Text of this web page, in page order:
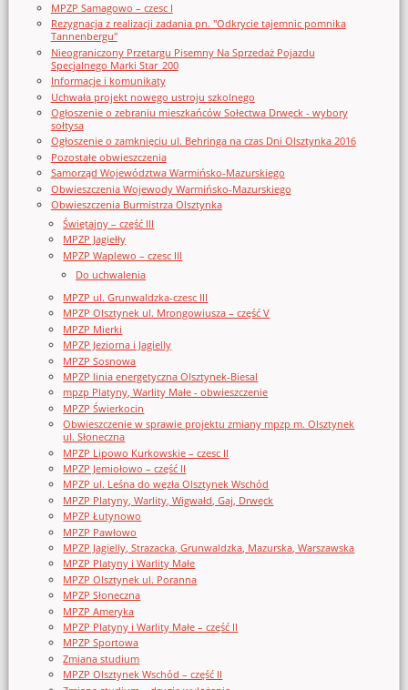
MPZP Samagowo – czesc I
Rezygnacja z realizacji zadania pn. "Odkrycie tajemnic pomnika
Tannenbergu"
Nieograniczony Przetargu Pisemny Na Sprzedaż Pojazdu
Specjalnego Marki Star_200
Informacje i komunikaty
Uchwała projekt nowego ustroju szkolnego
Ogłoszenie o zebraniu mieszkańców Sołectwa Drwęck - wybory
sołtysa
Ogłoszenie o zamknięciu ul. Behringa na czas Dni Olsztynka 2016
Pozostałe obwieszczenia
Samorząd Województwa Warmińsko-Mazurskiego
Obwieszczenia Wojewody Warmińsko-Mazurskiego
Obwieszczenia Burmistrza Olsztynka
Świętajny – część III
MPZP Jagiełły
MPZP Waplewo – czesc III
Do uchwalenia
MPZP ul. Grunwaldzka-czesc III
MPZP Olsztynek ul. Mrongowiusza – część V
MPZP Mierki
MPZP Jeziorna i Jagielly
MPZP Sosnowa
MPZP linia energetyczna Olsztynek-Biesal
mpzp Platyny, Warlity Małe - obwieszczenie
MPZP Świerkocin
Obwieszczenie w sprawie projektu zmiany mpzp m. Olsztynek
ul. Słoneczna
MPZP Lipowo Kurkowskie – czesc II
MPZP Jemiołowo – część II
MPZP ul. Leśna do węzła Olsztynek Wschód
MPZP Platyny, Warlity, Wigwałd, Gaj, Drwęck
MPZP Łutynowo
MPZP Pawłowo
MPZP Jagielly, Strazacka, Grunwaldzka, Mazurska, Warszawska
MPZP Platyny i Warlity Małe
MPZP Olsztynek ul. Poranna
MPZP Słoneczna
MPZP Ameryka
MPZP Platyny i Warlity Małe – część II
MPZP Sportowa
Zmiana studium
MPZP Olsztynek Wschód – część II